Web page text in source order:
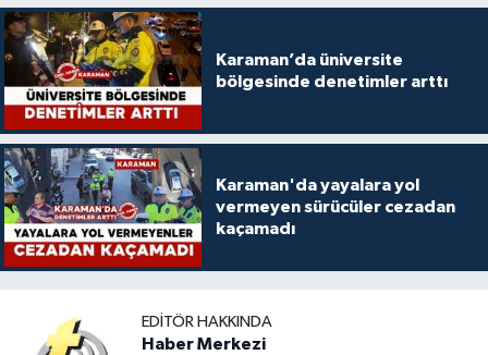
Karaman’da üniversite
bölgesinde denetimler arttı
Karaman'da yayalara yol
vermeyen sürücüler cezadan
kaçamadı
EDITÖR HAKKINDA
Haber Merkezi